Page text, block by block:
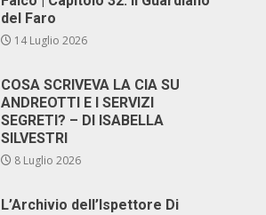
del Faro
14 Luglio 2026
COSA SCRIVEVA LA CIA SU
ANDREOTTI E I SERVIZI
SEGRETI? – DI ISABELLA
SILVESTRI
8 Luglio 2026
L’Archivio dell’Ispettore Di